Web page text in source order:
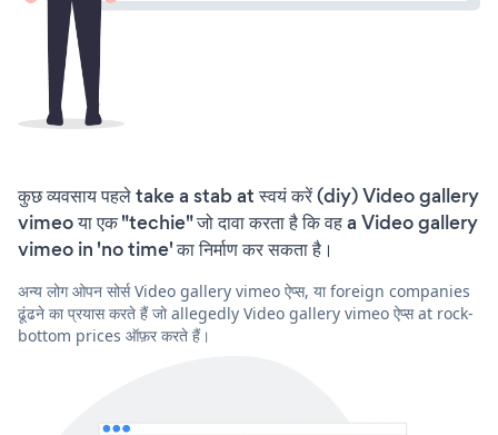
कुछ व्यवसाय पहले take a stab at स्वयं करें (diy) Video gallery
vimeo या एक "techie" जो दावा करता है कि वह a Video gallery
vimeo in 'no time' का निर्माण कर सकता है।
अन्य लोग ओपन सोर्स Video gallery vimeo ऐप्स, या foreign companies
ढूंढने का प्रयास करते हैं जो allegedly Video gallery vimeo ऐप्स at rock-
bottom prices ऑफ़र करते हैं।